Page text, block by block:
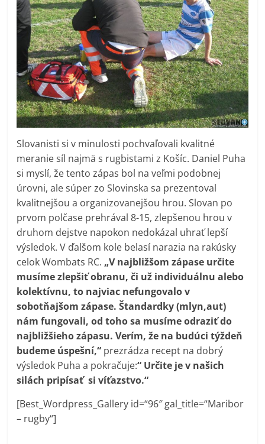
Slovanisti si v minulosti pochvaľovali kvalitné
meranie síl najmä s rugbistami z Košíc. Daniel Puha
si myslí, že tento zápas bol na veľmi podobnej
úrovni, ale súper zo Slovinska sa prezentoval
kvalitnejšou a organizovanejšou hrou. Slovan po
prvom polčase prehrával 8-15, zlepšenou hrou v
druhom dejstve napokon nedokázal uhrať lepší
výsledok. V ďalšom kole belasí narazia na rakúsky
celok Wombats RC. „V najbližšom zápase určite
musíme zlepšiť obranu, či už individuálnu alebo
kolektívnu, to najviac nefungovalo v
sobotňajšom zápase. Štandardky (mlyn,aut)
nám fungovali, od toho sa musíme odraziť do
najbližšieho zápasu. Verím, že na budúci týždeň
budeme úspešní,“ prezrádza recept na dobrý
výsledok Puha a pokračuje:“ Určite je v našich
silách pripísať si víťazstvo.“
[Best_Wordpress_Gallery id=“96″ gal_title=“Maribor
– rugby“]